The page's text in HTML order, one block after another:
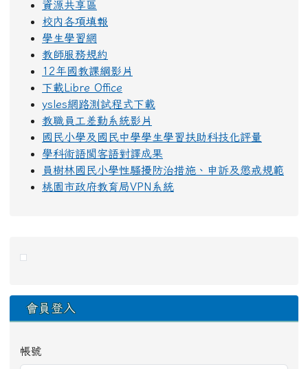
資源共享區
校內各項填報
學生學習網
教師服務規約
12年國教課綱影片
下載Libre Office
ysles網路測試程式下載
教職員工差勤系統影片
國民小學及國民中學學生學習扶助科技化評量
學科術語閩客語對譯成果
員樹林國民小學性騷擾防治措施、申訴及懲戒規範
桃園市政府教育局VPN系統
會員登入
帳號